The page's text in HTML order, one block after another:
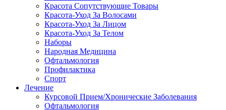
Красота Сопутствующие Товары
Красота-Уход За Волосами
Красота-Уход За Лицом
Красота-Уход За Телом
Наборы
Народная Медицина
Офтальмология
Профилактика
Спорт
Лечение
Курсовой Прием/Хронические Заболевания
Офтальмология